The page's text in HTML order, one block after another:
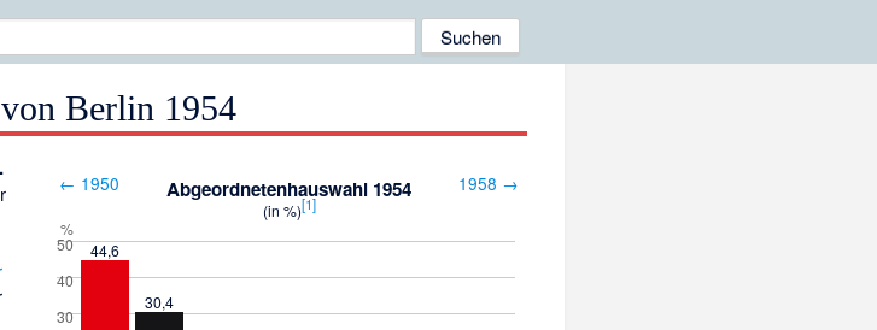
Berlin 1954
← 1950 Abgeordnetenhauswahl 1954 1958 →
(in %)[1]
%
50
40
30
44,6
30,4